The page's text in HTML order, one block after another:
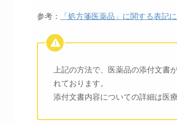
参考： 「処方箋医薬品」に関する表記
上記の方法で、医薬品の添付文書
れております。
添付文書内容についての詳細は医